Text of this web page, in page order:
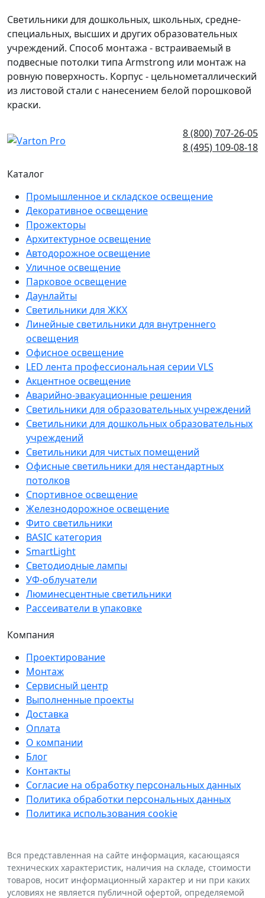
Светильники для дошкольных, школьных, средне-
специальных, высших и других образовательных
учреждений. Способ монтажа - встраиваемый в
подвесные потолки типа Armstrong или монтаж на
ровную поверхность. Корпус - цельнометаллический
из листовой стали с нанесением белой порошковой
краски.
8 (800) 707-26-05
8 (495) 109-08-18
Каталог
Промышленное и складское освещение
Декоративное освещение
Прожекторы
Архитектурное освещение
Автодорожное освещение
Уличное освещение
Парковое освещение
Даунлайты
Светильники для ЖКХ
Линейные светильники для внутреннего
освещения
Офисное освещение
LED лента профессиональная серии VLS
Акцентное освещение
Аварийно-эвакуационные решения
Светильники для образовательных учреждений
Светильники для дошкольных образовательных
учреждений
Светильники для чистых помещений
Офисные светильники для нестандартных
потолков
Спортивное освещение
Железнодорожное освещение
Фито светильники
BASIC категория
SmartLight
Светодиодные лампы
УФ-облучатели
Люминесцентные светильники
Рассеиватели в упаковке
Компания
Проектирование
Монтаж
Сервисный центр
Выполненные проекты
Доставка
Оплата
О компании
Блог
Контакты
Согласие на обработку персональных данных
Политика обработки персональных данных
Политика использования cookie
Вся представленная на сайте информация, касающаяся
технических характеристик, наличия на складе, стоимости
товаров, носит информационный характер и ни при каких
условиях не является публичной офертой, определяемой